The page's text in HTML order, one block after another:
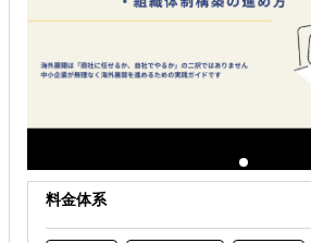
料金体系